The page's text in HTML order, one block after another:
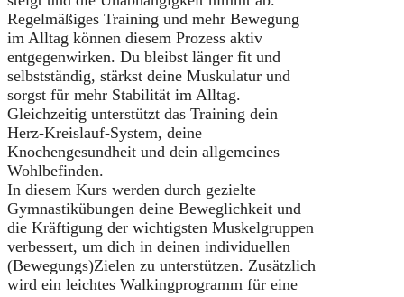
Regelmäßiges Training und mehr Bewegung
im Alltag können diesem Prozess aktiv
entgegenwirken. Du bleibst länger fit und
selbstständig, stärkst deine Muskulatur und
sorgst für mehr Stabilität im Alltag.
Gleichzeitig unterstützt das Training dein
Herz-Kreislauf-System, deine
Knochengesundheit und dein allgemeines
Wohlbefinden.
In diesem Kurs werden durch gezielte
Gymnastikübungen deine Beweglichkeit und
die Kräftigung der wichtigsten Muskelgruppen
verbessert, um dich in deinen individuellen
(Bewegungs)Zielen zu unterstützen. Zusätzlich
wird ein leichtes Walkingprogramm für eine